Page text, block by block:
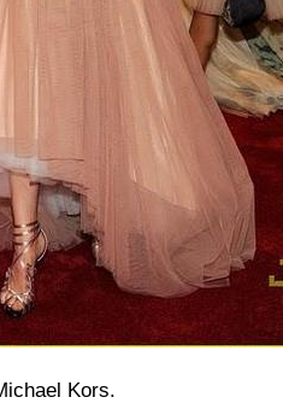
Kors.